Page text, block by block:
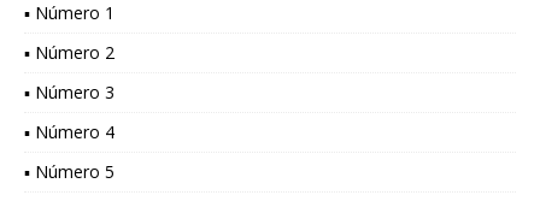
▪ Número 1
▪ Número 2
▪ Número 3
▪ Número 4
▪ Número 5